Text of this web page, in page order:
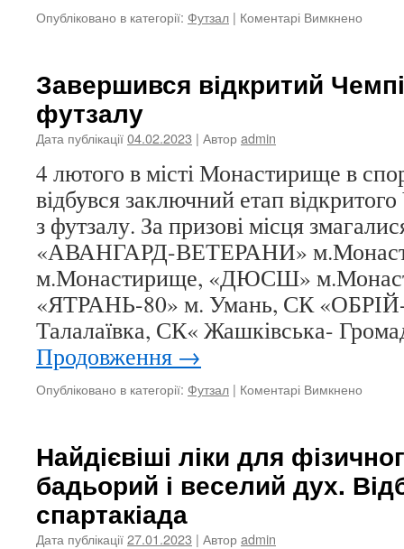
Опубліковано в категорії: Футзал | Коментарі Вимкнено
з
Завершився відкритий
футзалу
Дата публікації04.02.2023 | Авторadmin
4 лютого в місті Монастирище в
відбувся заключний етап
з футзалу. За призові місця
«АВАНГАРД-ВЕТЕРАНИ»
м.Монастирище, «ДЮСШ»
«ЯТРАНЬ-80» м. Умань, СК
Талалаївка, СК« Жашківська-
Продовження →
Опубліковано в категорії: Футзал | Коментарі Вимкнено
з
Найдієвіші ліки для
бадьорий і веселий дух.
спартакіада
Дата публікації27.01.2023 | Авторadmin